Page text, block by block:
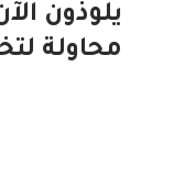
يلوذون
محاولة